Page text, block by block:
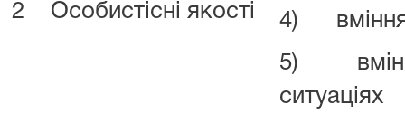
2 Особистісні якості
4) вміння
5)